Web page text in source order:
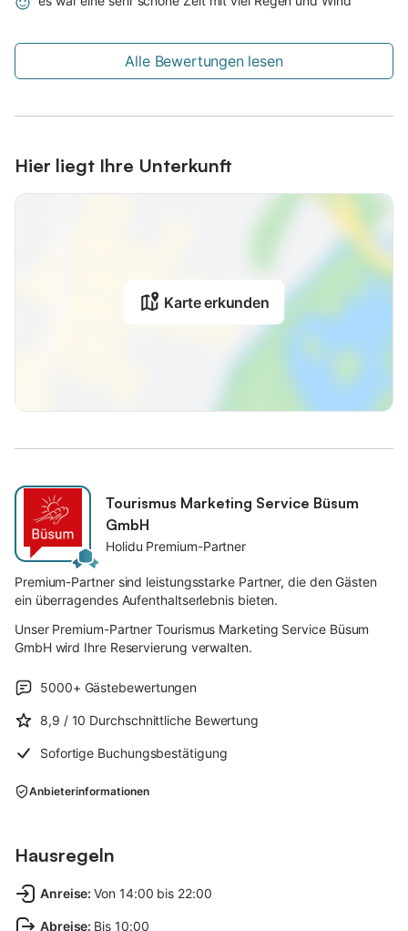
Alle Bewertungen lesen
Hier liegt Ihre Unterkunft
Karte erkunden
Tourismus Marketing Service Büsum
GmbH
Holidu Premium-Partner
Premium-Partner sind leistungsstarke Partner, die den Gästen
ein überragendes Aufenthaltserlebnis bieten.
Unser Premium-Partner Tourismus Marketing Service Büsum
GmbH wird Ihre Reservierung verwalten.
5000+ Gästebewertungen
8,9 / 10 Durchschnittliche Bewertung
Sofortige Buchungsbestätigung
Anbieterinformationen
Hausregeln
Anreise: Von 14:00 bis 22:00
Abreise: Bis 10:00